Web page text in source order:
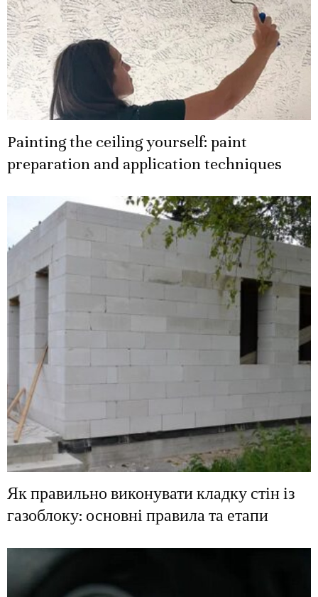
Painting the ceiling yourself: paint
preparation and application techniques
Як правильно виконувати кладку стін із
газоблоку: основні правила та етапи